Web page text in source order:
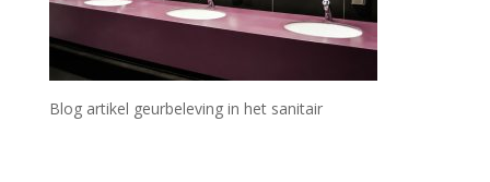
Blog artikel geurbeleving in het sanitair